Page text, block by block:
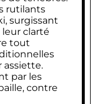
rutilants
surgissant
clarté
tout
assiette.
par les
contre